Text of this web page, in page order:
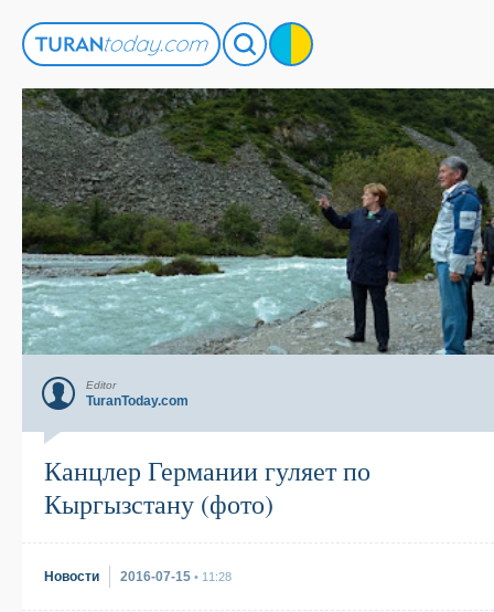
Editor
TuranToday.com
Канцлер Германии гуляет по
Кыргызстану (фото)
Новости 2016-07-15 • 11:28